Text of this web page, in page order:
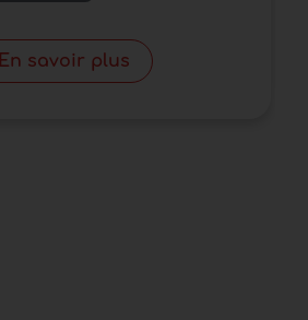
En savoir plus